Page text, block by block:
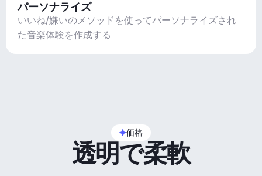
パーソナライズ
いいね/嫌いのメソッドを使ってパーソナライズされ
た音楽体験を作成する
価格
透明で柔軟